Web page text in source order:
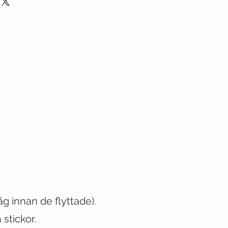
innan de flyttade).